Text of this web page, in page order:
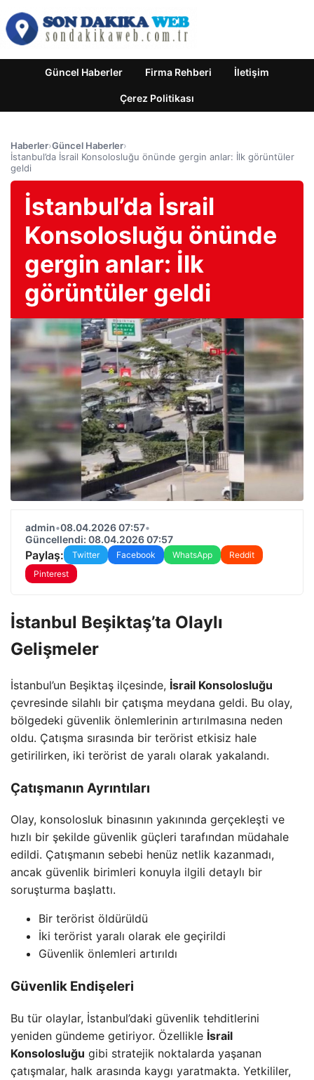
Güncel Haberler Firma Rehberi İletişim
Çerez Politikası
Haberler›Güncel Haberler›
İstanbul’da İsrail Konsolosluğu önünde gergin anlar: İlk görüntüler
geldi
İstanbul’da İsrail
Konsolosluğu önünde
gergin anlar: İlk
görüntüler geldi
admin•08.04.2026 07:57•
Güncellendi: 08.04.2026 07:57
Paylaş: Twitter Facebook WhatsApp
Reddit
Pinterest
İstanbul Beşiktaş’ta Olaylı
Gelişmeler
İstanbul’un Beşiktaş ilçesinde, İsrail Konsolosluğu
çevresinde silahlı bir çatışma meydana geldi. Bu olay,
bölgedeki güvenlik önlemlerinin artırılmasına neden
oldu. Çatışma sırasında bir terörist etkisiz hale
getirilirken, iki terörist de yaralı olarak yakalandı.
Çatışmanın Ayrıntıları
Olay, konsolosluk binasının yakınında gerçekleşti ve
hızlı bir şekilde güvenlik güçleri tarafından müdahale
edildi. Çatışmanın sebebi henüz netlik kazanmadı,
ancak güvenlik birimleri konuyla ilgili detaylı bir
soruşturma başlattı.
Bir terörist öldürüldü
İki terörist yaralı olarak ele geçirildi
Güvenlik önlemleri artırıldı
Güvenlik Endişeleri
Bu tür olaylar, İstanbul’daki güvenlik tehditlerini
yeniden gündeme getiriyor. Özellikle İsrail
Konsolosluğu gibi stratejik noktalarda yaşanan
çatışmalar, halk arasında kaygı yaratmakta. Yetkililer,